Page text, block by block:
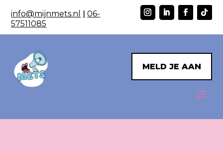
info@mijnmets.nl |06-
57511085
MELD JE AAN